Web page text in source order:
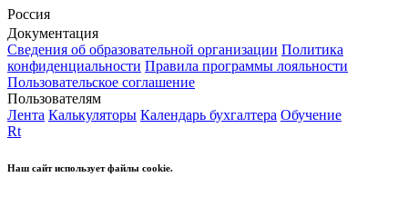
Россия
Документация
Сведения об образовательной организации Политика
конфиденциальности Правила программы лояльности
Пользовательское соглашение
Пользователям
Лента Калькуляторы Календарь бухгалтера Обучение
Rt
Наш сайт использует файлы cookie.